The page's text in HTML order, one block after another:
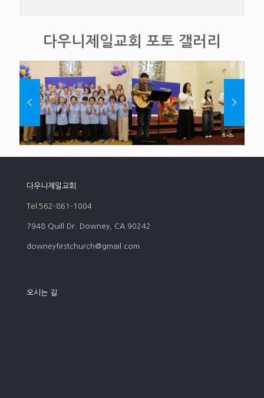
다우니제일교회 포토 갤러리
다우니제일교회
Tel:562-861-1004
7948 Quill Dr. Downey, CA 90242
downeyfirstchurch@gmail.com
오시는 길